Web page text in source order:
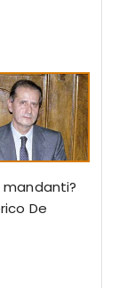
De